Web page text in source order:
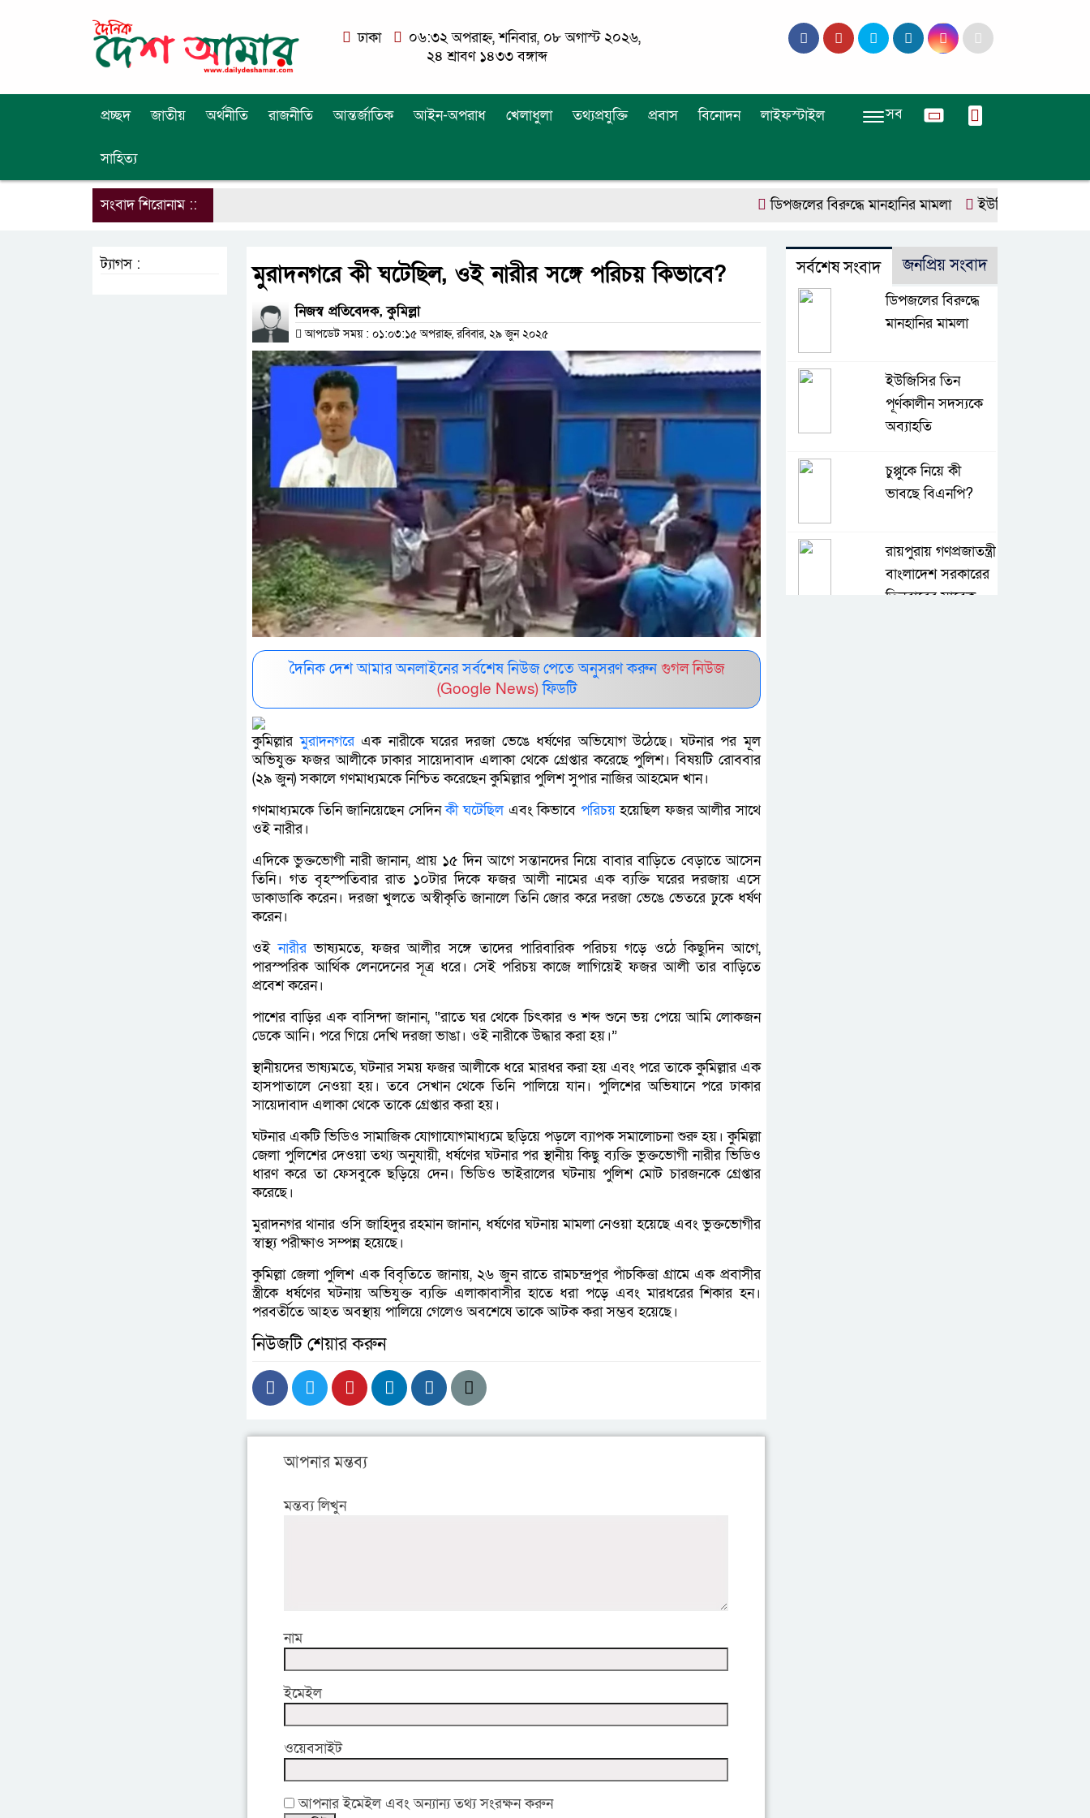
ঢাকা
০৬:৩২ অপরাহ্ন, শনিবার, ০৮ অগাস্ট ২০২৬,
২৪ শ্রাবণ ১৪৩৩ বঙ্গাব্দ
প্রচ্ছদ জাতীয় অর্থনীতি রাজনীতি আন্তর্জাতিক আইন-অপরাধ খেলাধুলা তথ্যপ্রযুক্তি প্রবাস বিনোদন লাইফস্টাইল
সাহিত্য
সব
সংবাদ শিরোনাম :: ডিপজলের বিরুদ্ধে মানহানির মামলা ইউজিসির তিন পূর্ণকালীন
মুরাদনগরে কী ঘটেছিল, ওই নারীর সঙ্গে পরিচয় কিভাবে?
নিজস্ব প্রতিবেদক, কুমিল্লা
আপডেট সময় : ০১:০৩:১৫ অপরাহ্ন, রবিবার, ২৯ জুন ২০২৫
দৈনিক দেশ আমার অনলাইনের সর্বশেষ নিউজ পেতে অনুসরণ করুনগুগল নিউজ
(Google News) ফিডটি
কুমিল্লারমুরাদনগরেএক নারীকে ঘরের দরজা ভেঙে ধর্ষণের অভিযোগ উঠেছে। ঘটনার পর মূল
অভিযুক্ত ফজর আলীকে ঢাকার সায়েদাবাদ এলাকা থেকে গ্রেপ্তার করেছে পুলিশ। বিষয়টি রোববার
(২৯ জুন) সকালে গণমাধ্যমকে নিশ্চিত করেছেন কুমিল্লার পুলিশ সুপার নাজির আহমেদ খান।
গণমাধ্যমকে তিনি জানিয়েছেন সেদিনকী ঘটেছিলএবং কিভাবে পরিচয়হয়েছিল ফজর আলীর সাথে
ওই নারীর।
এদিকে ভুক্তভোগী নারী জানান, প্রায় ১৫ দিন আগে সন্তানদের নিয়ে বাবার বাড়িতে বেড়াতে আসেন
তিনি। গত বৃহস্পতিবার রাত ১০টার দিকে ফজর আলী নামের এক ব্যক্তি ঘরের দরজায় এসে
ডাকাডাকি করেন। দরজা খুলতে অস্বীকৃতি জানালে তিনি জোর করে দরজা ভেঙে ভেতরে ঢুকে ধর্ষণ
করেন।
ওইনারীরভাষ্যমতে, ফজর আলীর সঙ্গে তাদের পারিবারিক পরিচয় গড়ে ওঠে কিছুদিন আগে,
পারস্পরিক আর্থিক লেনদেনের সূত্র ধরে। সেই পরিচয় কাজে লাগিয়েই ফজর আলী তার বাড়িতে
প্রবেশ করেন।
পাশের বাড়ির এক বাসিন্দা জানান, “রাতে ঘর থেকে চিৎকার ও শব্দ শুনে ভয় পেয়ে আমি লোকজন
ডেকে আনি। পরে গিয়ে দেখি দরজা ভাঙা। ওই নারীকে উদ্ধার করা হয়।”
স্থানীয়দের ভাষ্যমতে, ঘটনার সময় ফজর আলীকে ধরে মারধর করা হয় এবং পরে তাকে কুমিল্লার এক
হাসপাতালে নেওয়া হয়। তবে সেখান থেকে তিনি পালিয়ে যান। পুলিশের অভিযানে পরে ঢাকার
সায়েদাবাদ এলাকা থেকে তাকে গ্রেপ্তার করা হয়।
ঘটনার একটি ভিডিও সামাজিক যোগাযোগমাধ্যমে ছড়িয়ে পড়লে ব্যাপক সমালোচনা শুরু হয়। কুমিল্লা
জেলা পুলিশের দেওয়া তথ্য অনুযায়ী, ধর্ষণের ঘটনার পর স্থানীয় কিছু ব্যক্তি ভুক্তভোগী নারীর ভিডিও
ধারণ করে তা ফেসবুকে ছড়িয়ে দেন। ভিডিও ভাইরালের ঘটনায় পুলিশ মোট চারজনকে গ্রেপ্তার
করেছে।
মুরাদনগর থানার ওসি জাহিদুর রহমান জানান, ধর্ষণের ঘটনায় মামলা নেওয়া হয়েছে এবং ভুক্তভোগীর
স্বাস্থ্য পরীক্ষাও সম্পন্ন হয়েছে।
কুমিল্লা জেলা পুলিশ এক বিবৃতিতে জানায়, ২৬ জুন রাতে রামচন্দ্রপুর পাঁচকিত্তা গ্রামে এক প্রবাসীর
স্ত্রীকে ধর্ষণের ঘটনায় অভিযুক্ত ব্যক্তি এলাকাবাসীর হাতে ধরা পড়ে এবং মারধরের শিকার হন।
পরবর্তীতে আহত অবস্থায় পালিয়ে গেলেও অবশেষে তাকে আটক করা সম্ভব হয়েছে।
নিউজটি শেয়ার করুন
আপনার মন্তব্য
মন্তব্য লিখুন
নাম
ইমেইল
ওয়েবসাইট
আপনার ইমেইল এবং অন্যান্য তথ্য সংরক্ষন করুন
ট্যাগস : সর্বশেষ সংবাদ জনপ্রিয় সংবাদ
ডিপজলের বিরুদ্ধে
মানহানির মামলা
ইউজিসির তিন
পূর্ণকালীন সদস্যকে
অব্যাহতি
চুপ্পুকে নিয়ে কী
ভাবছে বিএনপি?
রায়পুরায় গণপ্রজাতন্ত্রী
বাংলাদেশ সরকারের
তিনবারের সাবেক